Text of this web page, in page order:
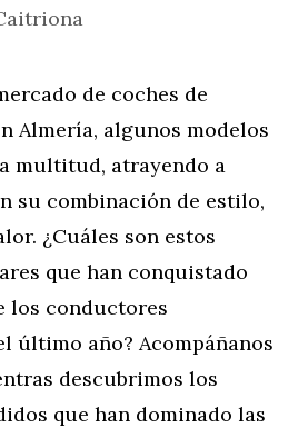
de coches de
Almería, algunos modelos
multitud, atrayendo a
su combinación de estilo,
¿Cuáles son estos
que han conquistado
los conductores
último año? Acompáñanos
descubrimos los
que han dominado las